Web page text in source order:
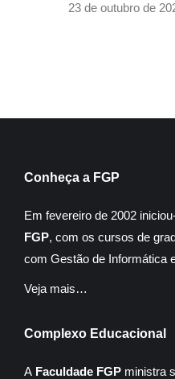
23 de outubro de
Conheça a FGP
Em fevereiro de 2002
FGP, com os cursos de
com Gestão de Informática
Veja mais…
Complexo Educacional
A Faculdade FGP ministra